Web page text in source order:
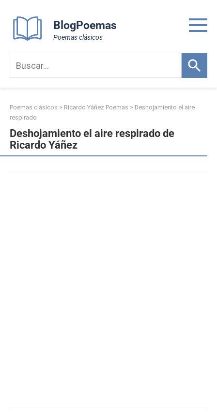
content
BlogPoemas
Poemas clásicos
Poemas clásicos > Ricardo Yáñez Poemas > Deshojamiento el aire
respirado
Deshojamiento el aire respirado de
Ricardo Yáñez